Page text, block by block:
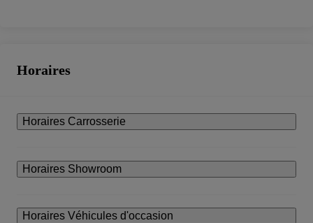
Horaires
Horaires Carrosserie
Horaires Showroom
Horaires Véhicules d'occasion